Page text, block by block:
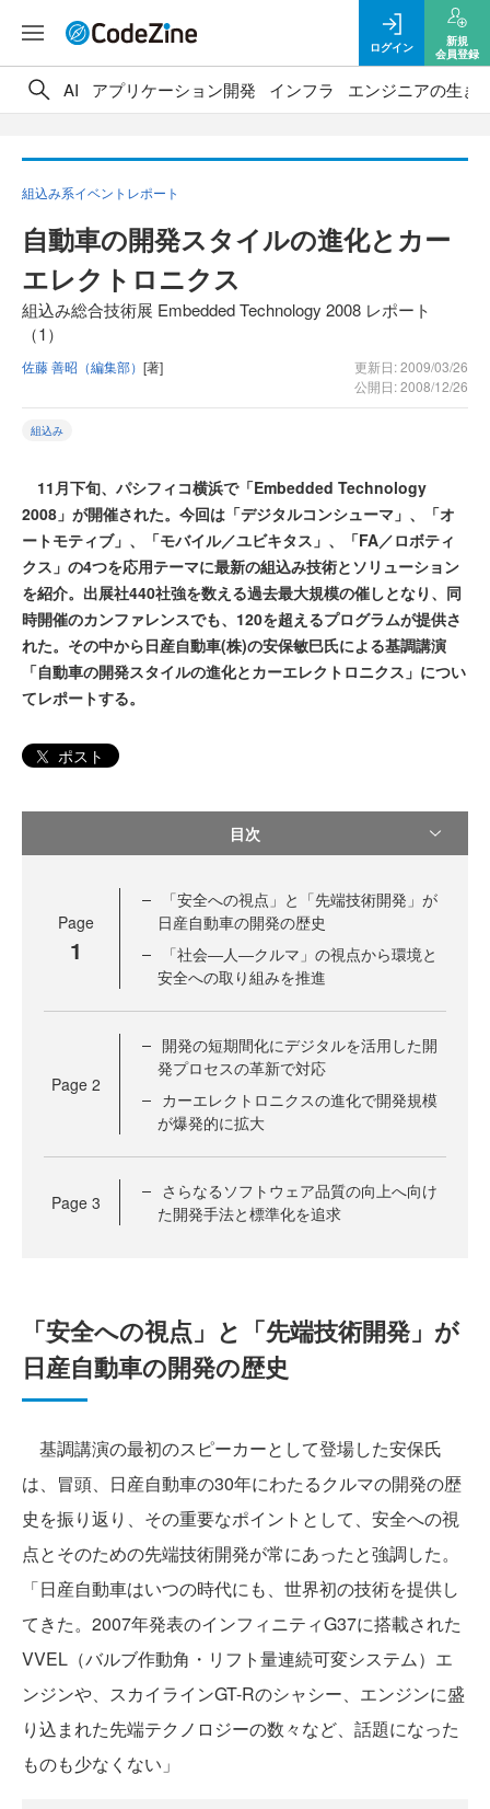
ログイン
新規
会員登録
AI アプリケーション開発 インフラ エンジニアの生き
組込み系イベントレポート
自動車の開発スタイルの進化とカー
エレクトロニクス
組込み総合技術展 Embedded Technology 2008 レポート
（1）
佐藤 善昭（編集部） [著]
更新日: 2009/03/26
公開日: 2008/12/26
組込み
11月下旬、パシフィコ横浜で「Embedded Technology
2008」が開催された。今回は「デジタルコンシューマ」、「オ
ートモティブ」、「モバイル／ユビキタス」、「FA／ロボティ
クス」の4つを応用テーマに最新の組込み技術とソリューション
を紹介。出展社440社強を数える過去最大規模の催しとなり、同
時開催のカンファレンスでも、120を超えるプログラムが提供さ
れた。その中から日産自動車(株)の安保敏巳氏による基調講演
「自動車の開発スタイルの進化とカーエレクトロニクス」につい
てレポートする。
ポスト
目次
Page
1
「安全への視点」と「先端技術開発」が
日産自動車の開発の歴史
「社会―人―クルマ」の視点から環境と
安全への取り組みを推進
Page 2
開発の短期間化にデジタルを活用した開
発プロセスの革新で対応
カーエレクトロニクスの進化で開発規模
が爆発的に拡大
Page 3
さらなるソフトウェア品質の向上へ向け
た開発手法と標準化を追求
「安全への視点」と「先端技術開発」が
日産自動車の開発の歴史
基調講演の最初のスピーカーとして登場した安保氏
は、冒頭、日産自動車の30年にわたるクルマの開発の歴
史を振り返り、その重要なポイントとして、安全への視
点とそのための先端技術開発が常にあったと強調した。
「日産自動車はいつの時代にも、世界初の技術を提供し
てきた。2007年発表のインフィニティG37に搭載された
VVEL（バルブ作動角・リフト量連続可変システム）エ
ンジンや、スカイラインGT-Rのシャシー、エンジンに盛
り込まれた先端テクノロジーの数々など、話題になった
ものも少なくない」